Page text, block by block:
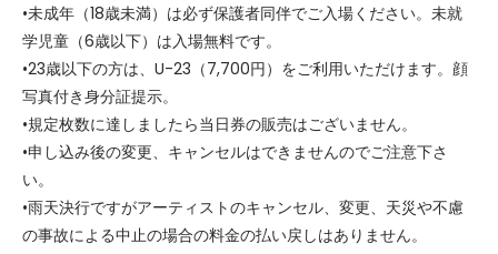
•未成年（18歳未満）は必ず保護者同伴でご入場ください。未就
学児童（6歳以下）は入場無料です。
•23歳以下の方は、U-23（7,700円）をご利用いただけます。顔
写真付き身分証提示。
•規定枚数に達しましたら当日券の販売はございません。
•申し込み後の変更、キャンセルはできませんのでご注意下さ
い。
•雨天決行ですがアーティストのキャンセル、変更、天災や不慮
の事故による中止の場合の料金の払い戻しはありません。